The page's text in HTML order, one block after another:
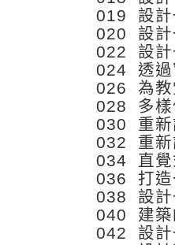
019 設計
020 設計
022 設計
024 透過
026 為教
028 多樣
030 重新
032 重新
034 直覺
036 打造
038 設計
040 建築
042 設計